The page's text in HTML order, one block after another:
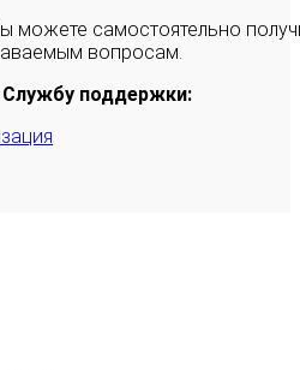
можете самостоятельно
вопросам.
поддержки: